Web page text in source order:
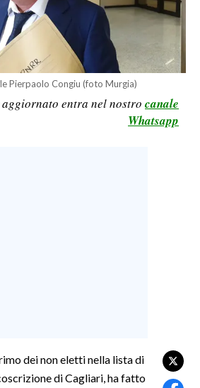
Pierpaolo Congiu (foto Murgia)
aggiornato entra nel nostro canale
Whatsapp
dei non eletti nella lista di
di Cagliari, ha fatto